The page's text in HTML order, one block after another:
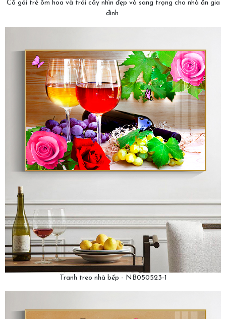
Cô gái trẻ ôm hoa và trái cây nhìn đẹp và sang trọng cho nhà ăn gia
đình
Tranh treo nhà bếp - NB050523-1